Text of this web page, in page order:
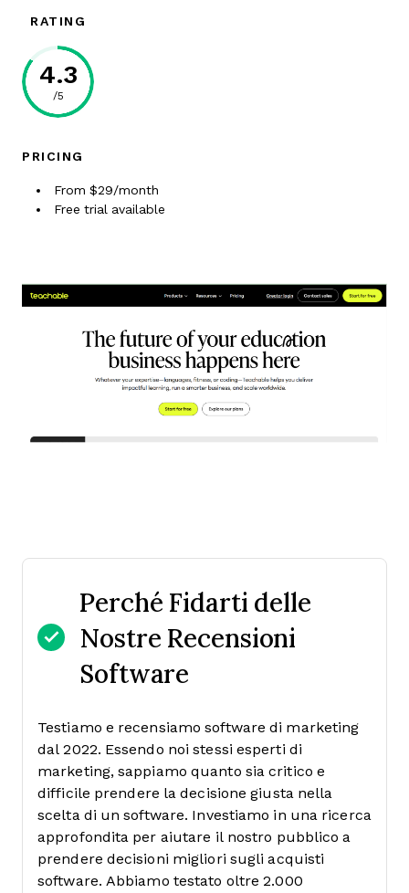
RATING
4.3
/5
PRICING
From $29/month
Free trial available
Perché Fidarti delle
Nostre Recensioni
Software
Testiamo e recensiamo software di marketing
dal 2022. Essendo noi stessi esperti di
marketing, sappiamo quanto sia critico e
difficile prendere la decisione giusta nella
scelta di un software. Investiamo in una ricerca
approfondita per aiutare il nostro pubblico a
prendere decisioni migliori sugli acquisti
software. Abbiamo testato oltre 2.000